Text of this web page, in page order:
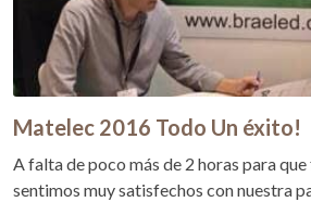
Matelec 2016 Todo Un éxito!
A falta de poco más de 2 horas para
sentimos muy satisfechos con nuestra